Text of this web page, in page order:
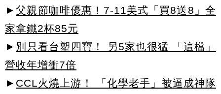
► 父親節咖啡優惠！7-11美式「買8送8」全
家拿鐵2杯85元
► 別只看台塑四寶！ 另5家也很猛 「這檔」
營收年增衝7倍
► CCL火燒上游！ 「化學老手」被逼成神隊